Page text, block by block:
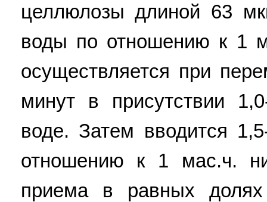
целлюлозы длиной 63
воды по отношению к 1
осуществляется при
минут в присутствии
воде. Затем вводится
отношению к 1 мас.ч.
приема в равных